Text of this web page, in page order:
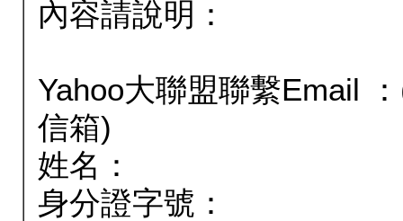
內容請說明：
Yahoo大聯盟聯繫Email
信箱)
姓名：
身分證字號：